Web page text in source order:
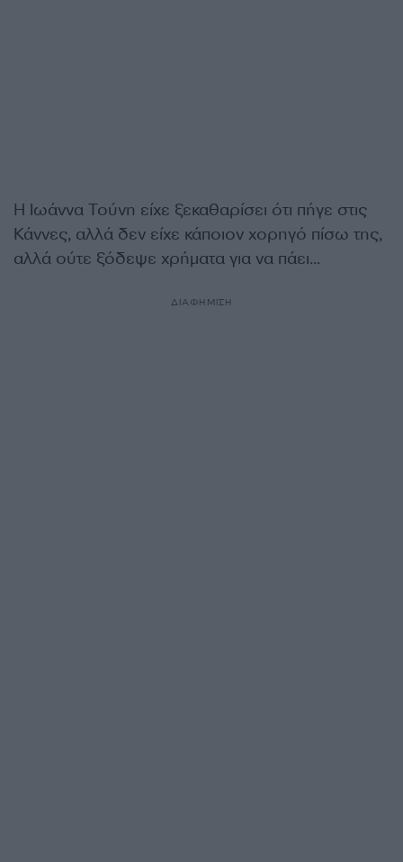
Η Ιωάννα Τούνη είχε ξεκαθαρίσει ότι πήγε στις
Κάννες, αλλά δεν είχε κάποιον χορηγό πίσω της,
αλλά ούτε ξόδεψε χρήματα για να πάει…
ΔΙΑΦΗΜΙΣΗ